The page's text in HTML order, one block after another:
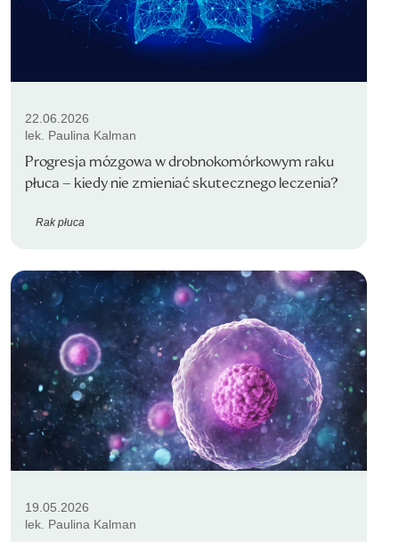
22.06.2026
lek. Paulina Kalman
Progresja mózgowa w drobnokomórkowym raku
płuca – kiedy nie zmieniać skutecznego leczenia?
Rak płuca
19.05.2026
lek. Paulina Kalman